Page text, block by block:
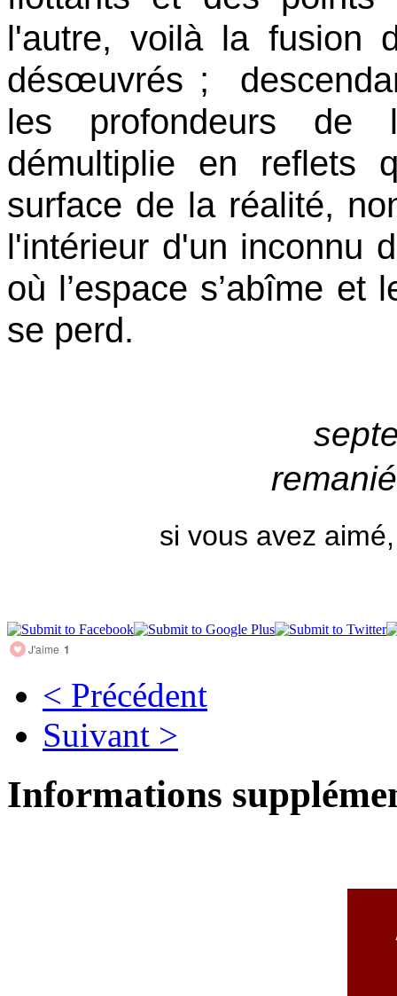
l'autre, voilà la fusion
désœuvrés ;
les profondeurs de
démultiplie en reflets
surface de la réalité,
l'intérieur d'un inconnu
où l’espace s’abîme et
se perd.
si vous avez
J'aime 1
< Précédent
Suivant >
Informations